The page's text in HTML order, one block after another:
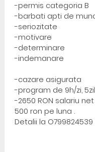
-permis categoria B
-barbati apti de
-seriozitate
-motivare
-determinare
-indemanare
-cazare asigurata
-program de 9h/zi,
-2650 RON salariu
500 ron pe luna .
Detalii la O799824539